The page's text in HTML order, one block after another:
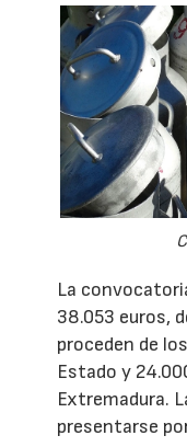
La
38.053 euros,
proceden de
Estado y
Extremadura.
presentarse